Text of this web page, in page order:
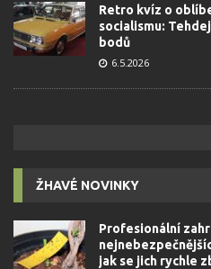
Retro kvíz o
socialismu:
bodů
6.5.2026
ŽHAVÉ NOVINKY
Profesionální
jak se jich rychle